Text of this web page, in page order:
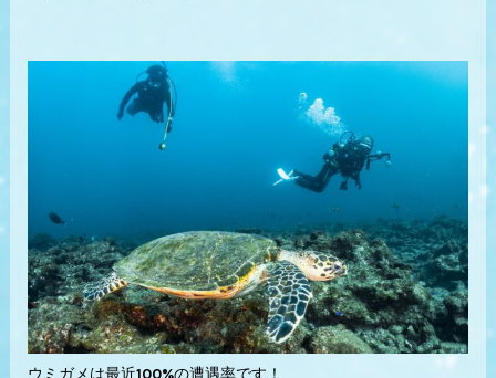
ウミガメは最近100%の遭遇率です！